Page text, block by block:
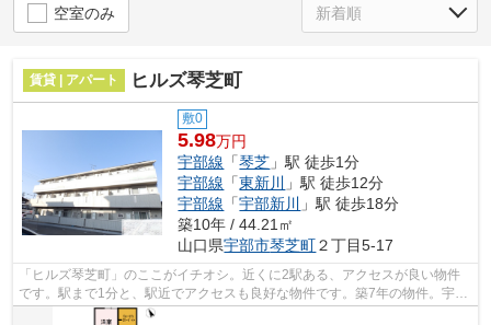
空室のみ
賃貸 | アパート ヒルズ琴芝町
敷0
5.98万円
宇部線 「琴芝 」駅 徒歩1分
宇部線 「東新川
」駅 徒歩12分
宇部線 「宇部新川
」駅 徒歩18分
築10年 / 44.21㎡
山口県宇部市琴芝町２丁目5-17
「ヒルズ琴芝町」のここがイチオシ。近くに2駅ある、アクセスが良い物件
です。駅まで1分と、駅近でアクセスも良好な物件です。築7年の物件。宇部
市エリアにある賃貸情報のことなら、地...